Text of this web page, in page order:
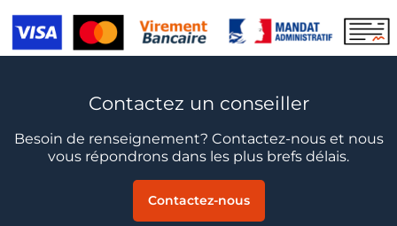
Contactez un conseiller
Besoin de renseignement? Contactez-nous et nous
vous répondrons dans les plus brefs délais.
Contactez-nous